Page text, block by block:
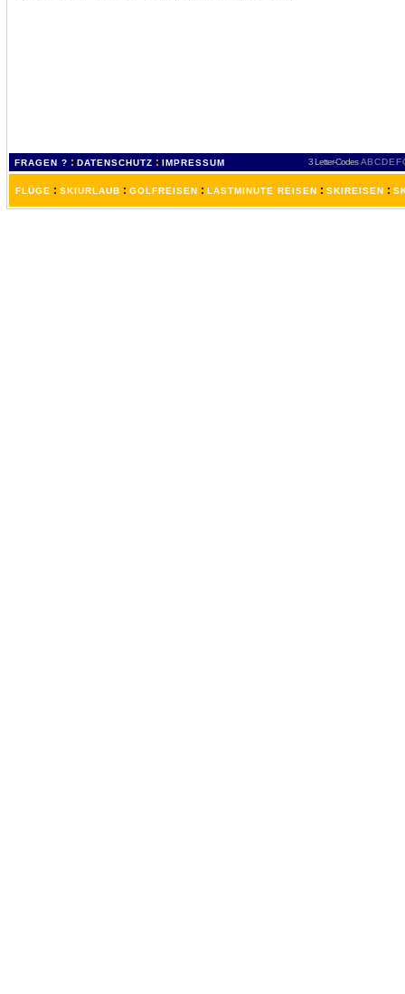
FRAGEN ? : DATENSCHUTZ : IMPRESSUM 3 Letter-Codes ABCDEF
FLÜGE : SKIURLAUB : GOLFREISEN : LASTMINUTE REISEN : SKIREISEN :